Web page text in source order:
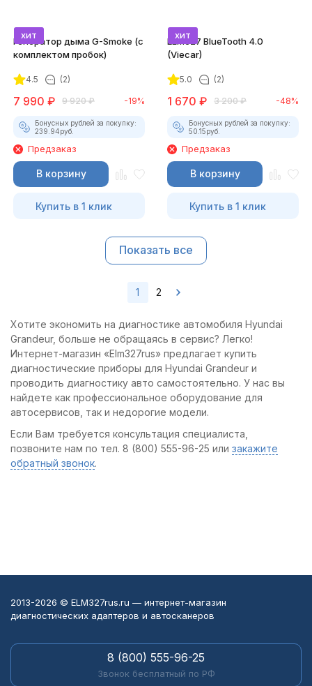
хит
Генератор дыма G-Smoke (c
комплектом пробок)
4.5 (2)
7 990 ₽ 9 920 ₽ -19%
Бонусных рублей за покупку:
239.94руб.
Предзаказ
В корзину
Купить в 1 клик
хит
ELM327 BlueTooth 4.0
(Viecar)
5.0 (2)
1 670 ₽ 3 200 ₽ -48%
Бонусных рублей за покупку:
50.15руб.
Предзаказ
В корзину
Купить в 1 клик
Показать все
1 2
Хотите экономить на диагностике автомобиля Hyundai
Grandeur, больше не обращаясь в сервис? Легко!
Интернет-магазин «Elm327rus» предлагает купить
диагностические приборы для Hyundai Grandeur и
проводить диагностику авто самостоятельно. У нас вы
найдете как профессиональное оборудование для
автосервисов, так и недорогие модели.
Если Вам требуется консультация специалиста,
позвоните нам по тел. 8 (800) 555-96-25 или закажите
обратный звонок.
2013-2026 © ELM327rus.ru — интернет-магазин
диагностических адаптеров и автосканеров
8 (800) 555-96-25
Звонок бесплатный по РФ